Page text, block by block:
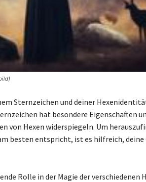
Sternzeichen und deiner
hat besondere Eigenschaften
von Hexen widerspiegeln. Um
besten entspricht, ist es hilfreich,
Rolle in der Magie der verschiedenen